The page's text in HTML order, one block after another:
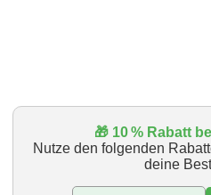
🎁 10 % Rabatt
Nutze den folgenden
deine